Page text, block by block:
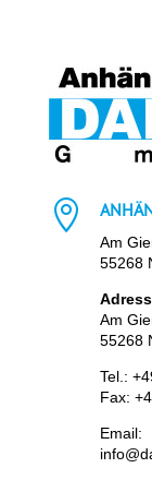

Am
55268
Am
55268
Tel.:
Fax:
Email: